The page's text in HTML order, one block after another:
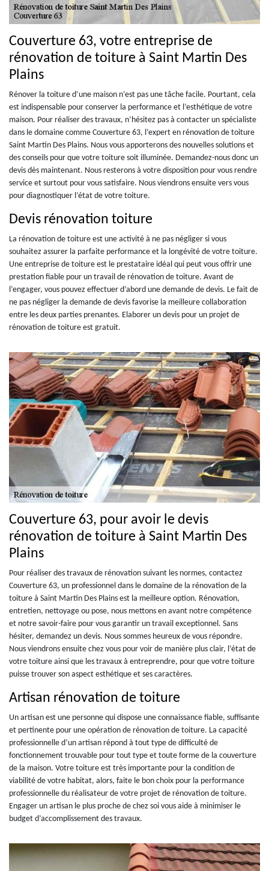
Couverture 63, votre entreprise de
rénovation de toiture à Saint Martin Des
Plains
Rénover la toiture d’une maison n’est pas une tâche facile. Pourtant, cela
est indispensable pour conserver la performance et l’esthétique de votre
maison. Pour réaliser des travaux, n’hésitez pas à contacter un spécialiste
dans le domaine comme Couverture 63, l’expert en rénovation de toiture
Saint Martin Des Plains. Nous vous apporterons des nouvelles solutions et
des conseils pour que votre toiture soit illuminée. Demandez-nous donc un
devis dès maintenant. Nous resterons à votre disposition pour vous rendre
service et surtout pour vous satisfaire. Nous viendrons ensuite vers vous
pour diagnostiquer l’état de votre toiture.
Devis rénovation toiture
La rénovation de toiture est une activité à ne pas négliger si vous
souhaitez assurer la parfaite performance et la longévité de votre toiture.
Une entreprise de toiture est le prestataire idéal qui peut vous offrir une
prestation fiable pour un travail de rénovation de toiture. Avant de
l’engager, vous pouvez effectuer d’abord une demande de devis. Le fait de
ne pas négliger la demande de devis favorise la meilleure collaboration
entre les deux parties prenantes. Elaborer un devis pour un projet de
rénovation de toiture est gratuit.
Couverture 63, pour avoir le devis
rénovation de toiture à Saint Martin Des
Plains
Pour réaliser des travaux de rénovation suivant les normes, contactez
Couverture 63, un professionnel dans le domaine de la rénovation de la
toiture à Saint Martin Des Plains est la meilleure option. Rénovation,
entretien, nettoyage ou pose, nous mettons en avant notre compétence
et notre savoir-faire pour vous garantir un travail exceptionnel. Sans
hésiter, demandez un devis. Nous sommes heureux de vous répondre.
Nous viendrons ensuite chez vous pour voir de manière plus clair, l’état de
votre toiture ainsi que les travaux à entreprendre, pour que votre toiture
puisse trouver son aspect esthétique et ses caractères.
Artisan rénovation de toiture
Un artisan est une personne qui dispose une connaissance fiable, suffisante
et pertinente pour une opération de rénovation de toiture. La capacité
professionnelle d’un artisan répond à tout type de difficulté de
fonctionnement trouvable pour tout type et toute forme de la couverture
de la maison. Votre toiture est très importante pour la condition de
viabilité de votre habitat, alors, faite le bon choix pour la performance
professionnelle du réalisateur de votre projet de rénovation de toiture.
Engager un artisan le plus proche de chez soi vous aide à minimiser le
budget d’accomplissement des travaux.